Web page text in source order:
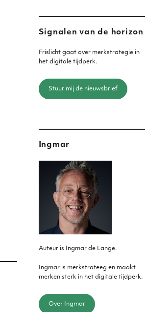
Signalen van de horizon
Frislicht gaat over merkstrategie in
het digitale tijdperk.
Stuur mij de nieuwsbrief
Ingmar
Auteur is Ingmar de Lange.
Ingmar is merkstrateeg en maakt
merken sterk in het digitale tijdperk.
Over Ingmar